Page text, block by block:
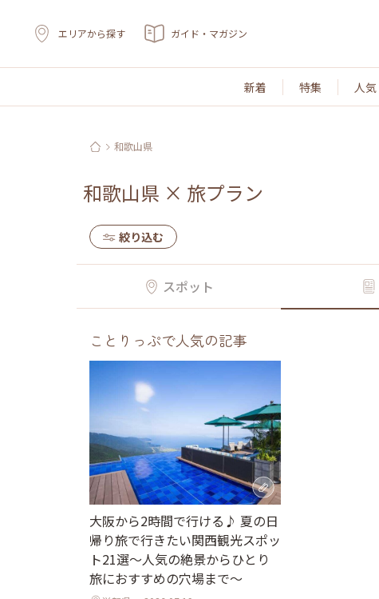
エリアから探す ガイド・マガジン
新着 特集 人気
和歌山県
和歌山県 × 旅プラン
絞り込む
スポット
ことりっぷで人気の記事
大阪から2時間で行ける♪ 夏の日
帰り旅で行きたい関西観光スポッ
ト21選～人気の絶景からひとり
旅におすすめの穴場まで～